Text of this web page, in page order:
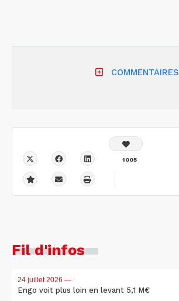
COMMENTAIRES
1005
Fil d'infos
24 juillet 2026 —
Engo voit plus loin en levant 5,1 M€